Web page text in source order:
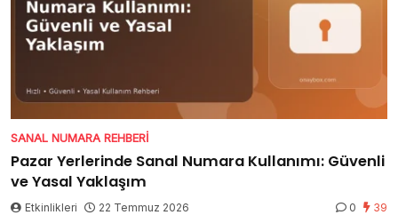
SANAL NUMARA REHBERI
Pazar Yerlerinde Sanal Numara Kullanımı: Güvenli
ve Yasal Yaklaşım
Etkinlikleri 22 Temmuz 2026 0 39